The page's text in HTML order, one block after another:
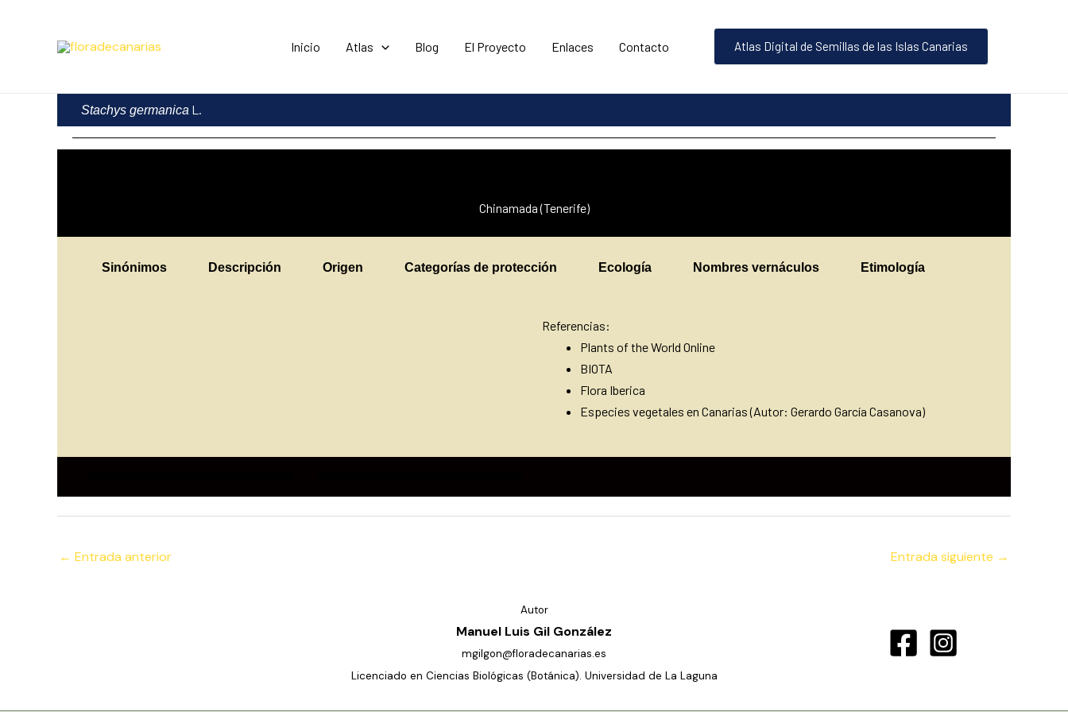
contenido
Inicio Atlas Blog El Proyecto Enlaces Contacto Atlas Digital de Semillas de las Islas Canarias
Stachys germanica L.
Chinamada (Tenerife)
Sinónimos Descripción Origen Categorías de protección Ecología Nombres vernáculos Etimología
Referencias:
Plants of the World Online
BIOTA
Flora Iberica
Especies vegetales en Canarias (Autor: Gerardo García Casanova)
← Entrada anterior Entrada siguiente →
Autor
Manuel Luis Gil González
mgilgon@floradecanarias.es
Licenciado en Ciencias Biológicas (Botánica). Universidad de La Laguna